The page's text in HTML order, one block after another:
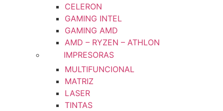
CELERON
GAMING INTEL
GAMING AMD
AMD – RYZEN – ATHLON
IMPRESORAS
MULTIFUNCIONAL
MATRIZ
LASER
TINTAS